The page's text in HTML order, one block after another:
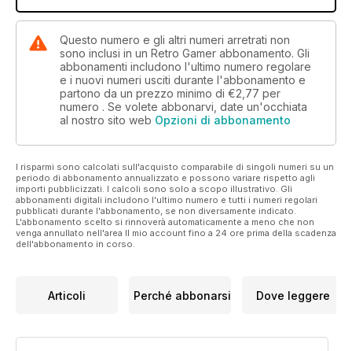
Questo numero e gli altri numeri arretrati non
sono inclusi in un Retro Gamer abbonamento. Gli
abbonamenti includono l'ultimo numero regolare
e i nuovi numeri usciti durante l'abbonamento e
partono da un prezzo minimo di €2,77 per
numero . Se volete abbonarvi, date un'occhiata
al nostro sito web Opzioni di abbonamento
I risparmi sono calcolati sull'acquisto comparabile di singoli numeri su un
periodo di abbonamento annualizzato e possono variare rispetto agli
importi pubblicizzati. I calcoli sono solo a scopo illustrativo. Gli
abbonamenti digitali includono l'ultimo numero e tutti i numeri regolari
pubblicati durante l'abbonamento, se non diversamente indicato.
L'abbonamento scelto si rinnoverà automaticamente a meno che non
venga annullato nell'area Il mio account fino a 24 ore prima della scadenza
dell'abbonamento in corso.
Articoli Perché abbonarsi Dove leggere